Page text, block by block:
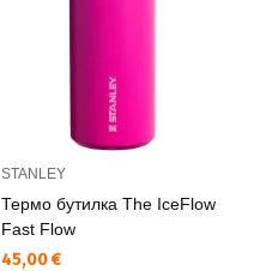
STANLEY
Термо бутилка The IceFlow
Fast Flow
Текуща цена:
45,00 €